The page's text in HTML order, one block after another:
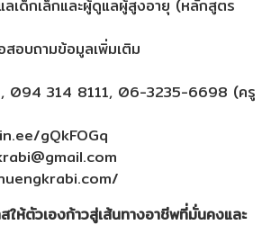
เด็กเล็กและผู้ดูแลผู้สูงอายุ (หลักสูตร
อบถามข้อมูลเพิ่มเติม
094 314 8111, 06-3235-6698 (ครู
gQkFOGq
ให้ตัวเองก้าวสู่เส้นทางอาชีพที่มั่นคงและ